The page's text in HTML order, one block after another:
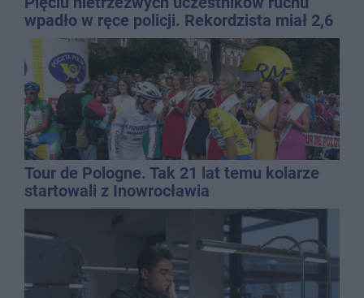
wpadło w ręce policji. Rekordzista miał 2,6
promila
Tour de Pologne. Tak 21 lat temu kolarze
startowali z Inowrocławia